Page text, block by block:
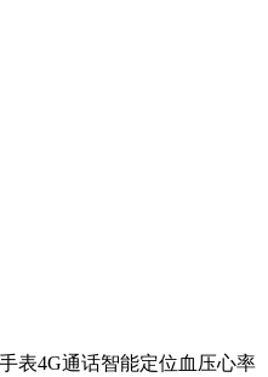
表4G通话智能定位血压心率